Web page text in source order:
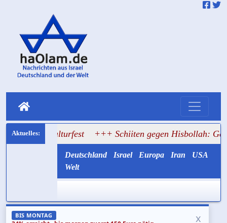
+++ Schiiten gegen Hisbollah: Gemayel ruft
Deutschland Israel Europa Iran
USA
Welt
BIS MONTAG x